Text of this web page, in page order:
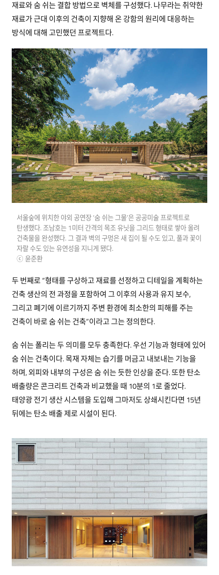
재료와 숨 쉬는 결합 방법으로 벽체를 구성했다. 나무라는 취약한
재료가 근대 이후의 건축이 지향해 온 강함의 원리에 대응하는
방식에 대해 고민했던 프로젝트다.
서울숲에 위치한 야외 공연장 ‘숨 쉬는 그물’은 공공미술 프로젝트로
탄생했다. 조남호는 1미터 간격의 목조 유닛을 그리드 형태로 쌓아 올려
건축물을 완성했다. 그 결과 벽의 구멍은 새 집이 될 수도 있고, 풀과 꽃이
자랄 수도 있는 유연성을 지니게 됐다.
ⓒ 윤준환
두 번째로 “형태를 구상하고 재료를 선정하고 디테일을 계획하는
건축 생산의 전 과정을 포함하여 그 이후의 사용과 유지 보수,
그리고 폐기에 이르기까지 주변 환경에 최소한의 피해를 주는
건축이 바로 숨 쉬는 건축”이라고 그는 정의한다.
숨 쉬는 폴리는 두 의미를 모두 충족한다. 우선 기능과 형태에 있어
숨 쉬는 건축이다. 목재 자체는 습기를 머금고 내보내는 기능을
하며, 외피와 내부의 구성은 숨 쉬는 듯한 인상을 준다. 또한 탄소
배출량은 콘크리트 건축과 비교했을 때 10분의 1로 줄었다.
태양광 전기 생산 시스템을 도입해 그마저도 상쇄시킨다면 15년
뒤에는 탄소 배출 제로 시설이 된다.